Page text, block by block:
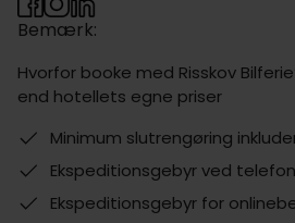
Bemærk:
Hvorfor booke med Risskov
end hotellets egne priser
Minimum slutrengøring
Ekspeditionsgebyr ved
Ekspeditionsgebyr for